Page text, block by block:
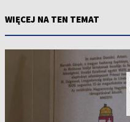
WIĘCEJ NA TEN TEMAT